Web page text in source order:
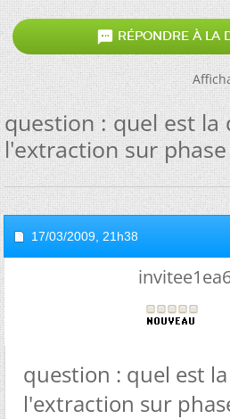
 RÉPONDRE À LA
question : quel est
l'extraction sur
17/03/2009, 21h38
question : quel est
l'extraction sur